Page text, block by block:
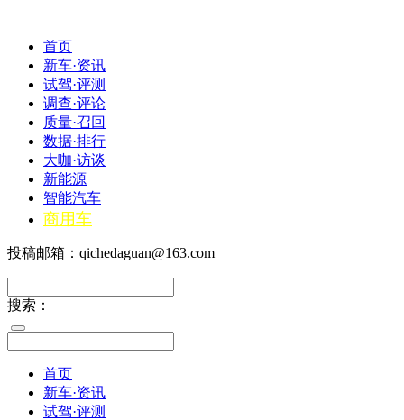
首页
新车·资讯
试驾·评测
调查·评论
质量·召回
数据·排行
大咖·访谈
新能源
智能汽车
商用车
投稿邮箱：qichedaguan@163.com
搜索：
首页
新车·资讯
试驾·评测